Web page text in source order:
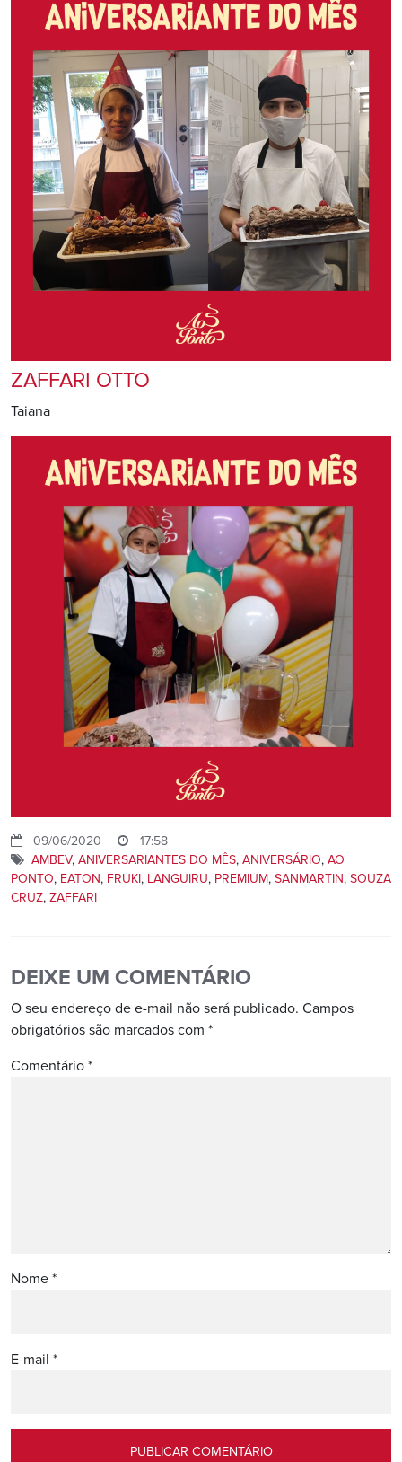
ZAFFARI OTTO
Taiana
09/06/2020
17:58
AMBEV, ANIVERSARIANTES DO MÊS, ANIVERSÁRIO, AO
PONTO, EATON, FRUKI, LANGUIRU, PREMIUM, SANMARTIN, SOUZA
CRUZ, ZAFFARI
DEIXE UM COMENTÁRIO
O seu endereço de e-mail não será publicado. Campos
obrigatórios são marcados com *
Comentário *
Nome *
E-mail *